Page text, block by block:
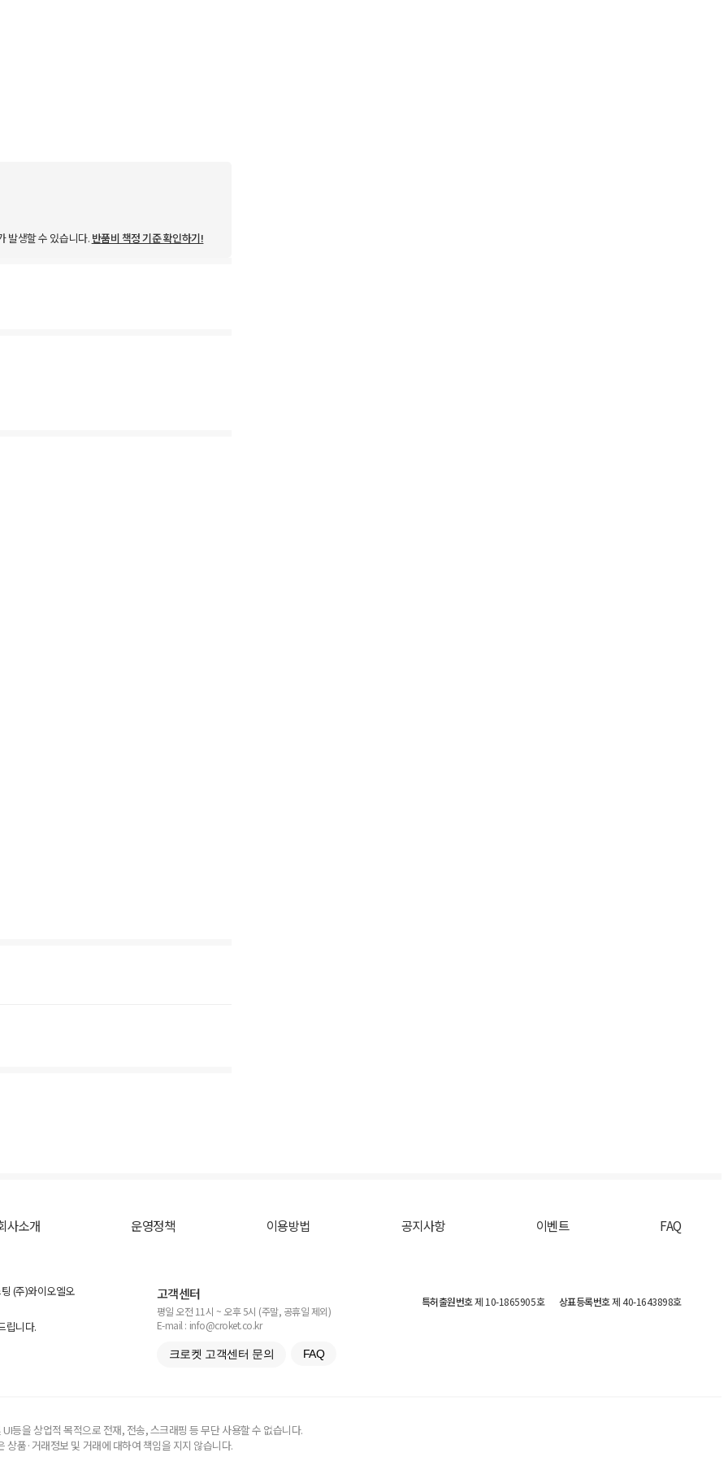
발생할 수 있습니다. 반품비 책정 기준 확인하기!
사소개 운영정책 이용방법 공지사항 이벤트 FAQ
(주)와이오엘오
립니다.
고객센터
평일 오전 11시 ~ 오후 5시 (주말, 공휴일 제외)
E-mail : info@croket.co.kr
크로켓 고객센터 문의 FAQ
특허출원번호제 10-1865905호 상표등록번호제 40-1643898호
등을 상업적 목적으로 전재, 전송, 스크래핑 등 무단 사용할 수 없습니다.
품·거래정보 및 거래에 대하여 책임을 지지 않습니다.